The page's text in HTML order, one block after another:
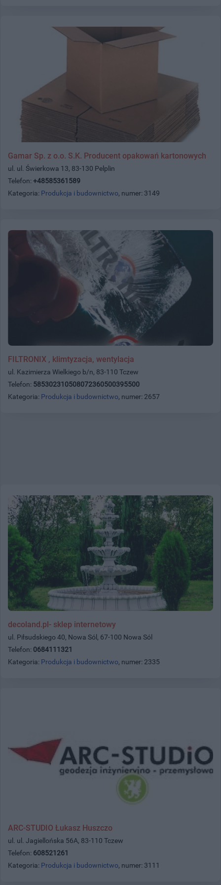
Gamar Sp. z o.o. S.K. Producent opakowań kartonowych
ul. ul. Świerkowa 13, 83-130 Pelplin
Telefon: +48585361589
Kategoria: Produkcja i budownictwo, numer: 3149
FILTRONIX , klimtyzacja, wentylacja
ul. Kazimierza Wielkiego b/n, 83-110 Tczew
Telefon: 585302310508072360500395500
Kategoria: Produkcja i budownictwo, numer: 2657
decoland.pl- sklep internetowy
ul. Piłsudskiego 40, Nowa Sól, 67-100 Nowa Sól
Telefon: 0684111321
Kategoria: Produkcja i budownictwo, numer: 2335
ARC-STUDIO Łukasz Huszczo
ul. ul. Jagiellońska 56A, 83-110 Tczew
Telefon: 608521261
Kategoria: Produkcja i budownictwo, numer: 3111